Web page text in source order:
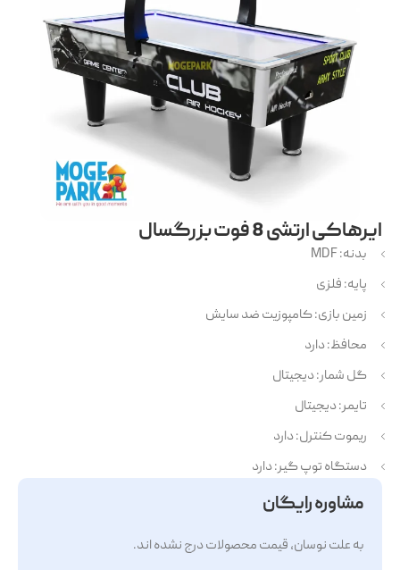
ایرهاکی ارتشی 8 فوت بزرگسال
بدنه: MDF
پایه: فلزی
زمین بازی: کامپوزیت ضد سایش
محافظ: دارد
گل شمار: دیجیتال
تایمر: دیجیتال
ریموت کنترل: دارد
دستگاه توپ گیر: دارد
مشاوره رایگان
به علت نوسان، قیمت محصولات درج نشده اند.